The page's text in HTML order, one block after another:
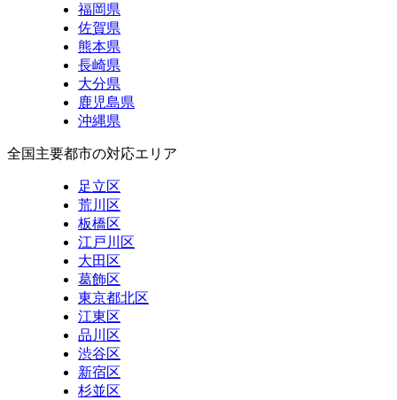
福岡県
佐賀県
熊本県
長崎県
大分県
鹿児島県
沖縄県
全国主要都市の対応エリア
足立区
荒川区
板橋区
江戸川区
大田区
葛飾区
東京都北区
江東区
品川区
渋谷区
新宿区
杉並区